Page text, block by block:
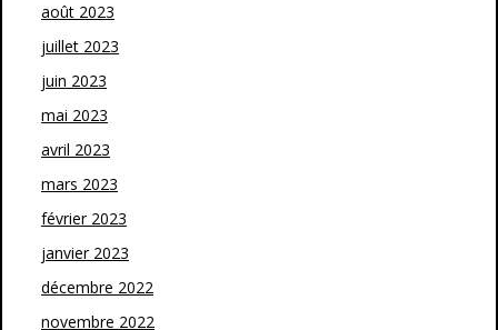
août 2023
juillet 2023
juin 2023
mai 2023
avril 2023
mars 2023
février 2023
janvier 2023
décembre 2022
novembre 2022